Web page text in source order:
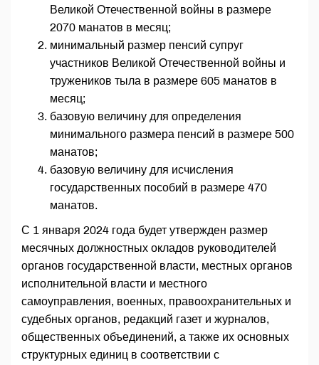
Великой Отечественной войны в размере
2070 манатов в месяц;
минимальный размер пенсий супруг
участников Великой Отечественной войны и
тружеников тыла в размере 605 манатов в
месяц;
базовую величину для определения
минимального размера пенсий в размере 500
манатов;
базовую величину для исчисления
государственных пособий в размере 470
манатов.
С 1 января 2024 года будет утвержден размер
месячных должностных окладов руководителей
органов государственной власти, местных органов
исполнительной власти и местного
самоуправления, военных, правоохранительных и
судебных органов, редакций газет и журналов,
общественных объединений, а также их основных
структурных единиц в соответствии с